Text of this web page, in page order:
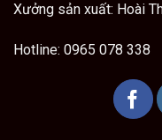
Xưởng sản xuất: Hoài
Hotline: 0965 078 338